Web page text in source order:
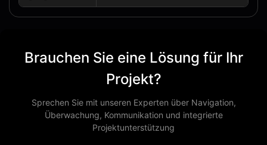
Brauchen Sie eine Lösung für Ihr
Projekt?
Sprechen Sie mit unseren Experten über Navigation,
Überwachung, Kommunikation und integrierte
Projektunterstützung